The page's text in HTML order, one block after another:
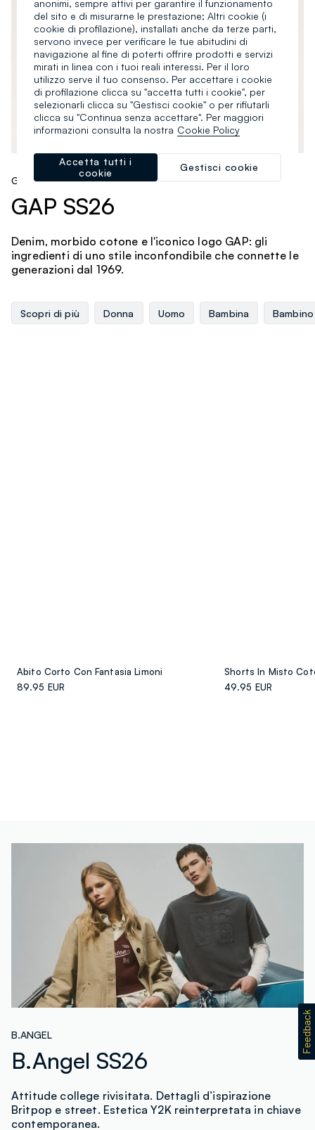
GAP
GAP SS26
Denim, morbido cotone e l'iconico logo GAP: gli
ingredienti di uno stile inconfondibile che connette le
generazioni dal 1969.
Scopri di più Donna Uomo Bambina Bambino
Abito Corto Con Fantasia Limoni
89.95 EUR
Shorts In Misto
49.95 EUR
B.ANGEL
B.Angel SS26
Attitude college rivisitata. Dettagli d’ispirazione
Britpop e street. Estetica Y2K reinterpretata in chiave
contemporanea.
anonimi, sempre attivi per garantire il funzionamento
del sito e di misurarne le prestazione; Altri cookie (i
cookie di profilazione), installati anche da terze parti,
servono invece per verificare le tue abitudini di
navigazione al fine di poterti offrire prodotti e servizi
mirati in linea con i tuoi reali interessi. Per il loro
utilizzo serve il tuo consenso. Per accettare i cookie
di profilazione clicca su "accetta tutti i cookie", per
selezionarli clicca su "Gestisci cookie" o per rifiutarli
clicca su "Continua senza accettare". Per maggiori
informazioni consulta la nostra Cookie Policy
Gestisci cookie
Accetta tutti i
cookie